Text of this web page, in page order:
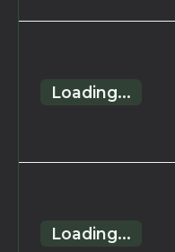
Loading...
Loading...